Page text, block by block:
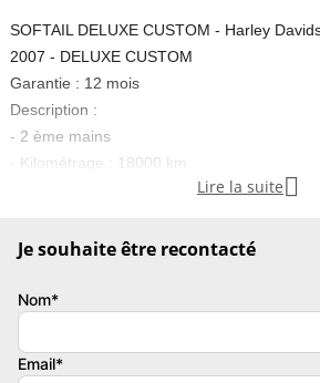
SOFTAIL DELUXE CUSTOM - Harley
2007 - DELUXE CUSTOM
Garantie : 12 mois
Description :
- 2 ème mains
- Kilométrage : 18000 km
Garantie mécanique
12 mois
Lire la suite 
Je souhaite être recontacté
Nom*
Email*